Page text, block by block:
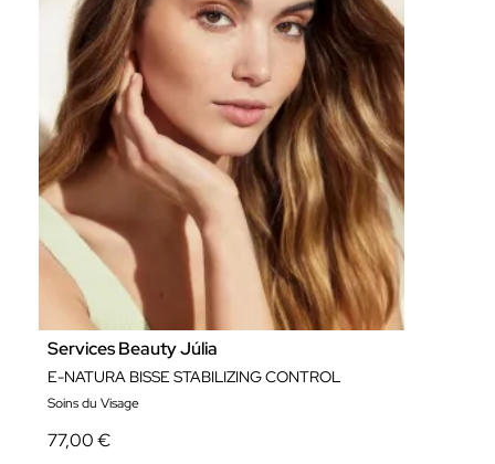
Services Beauty Júlia
E-NATURA BISSE STABILIZING CONTROL
Soins du Visage
77,00 €